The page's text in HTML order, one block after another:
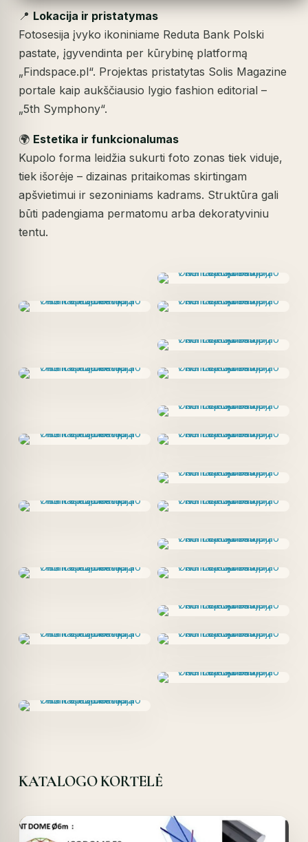
📍 Lokacija ir pristatymas
Fotosesija įvyko ikoniniame Reduta Bank Polski
pastate, įgyvendinta per kūrybinę platformą
„Findspace.pl“. Projektas pristatytas Solis Magazine
portale kaip aukščiausio lygio fashion editorial –
„5th Symphony“.
🌍 Estetika ir funkcionalumas
Kupolo forma leidžia sukurti foto zonas tiek viduje,
tiek išorėje – dizainas pritaikomas skirtingam
apšvietimui ir sezoniniams kadrams. Struktūra gali
būti padengiama permatomu arba dekoratyviniu
tentu.
KATALOGO KORTELĖ
Offer!
Quick View